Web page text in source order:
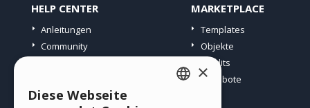
HELP CENTER
Anleitungen
Community
MARKETPLACE
Templates
Objekte
Credits
Angebote
×
Diese Webseite